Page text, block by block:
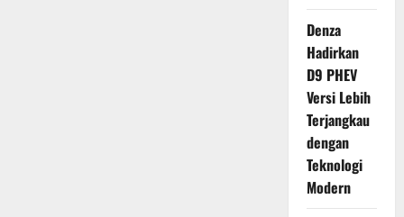
Denza
Hadirkan
D9 PHEV
Versi Lebih
Terjangkau
dengan
Teknologi
Modern